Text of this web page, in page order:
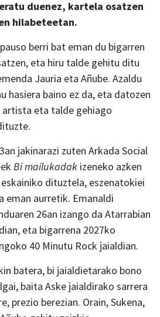
duenez, kartela osatzen
hilabeteetan.
berri bat eman du bigarren
eta hiru talde gehitu ditu
Jauria eta Añube. Azaldu
hasiera baino ez da, eta datozen
eta talde gehiago
jakinarazi zuten Arkada Social
Bi mailukadak izeneko azken
dituztela, eszenatokiei
eman aurretik. Emanaldi
26an izango da Atarrabian
eta bigarrena 2027ko
40 Minutu Rock jaialdian.
batera, bi jaialdietarako bono
baita Aske jaialdirako sarrera
prezio berezian. Orain, Sukena,